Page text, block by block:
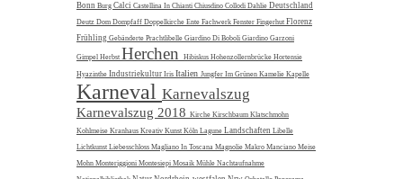
Bonn Burg Calci Castellina In Chianti Chiusdino Collodi Dahlie Deutschland
Deutz Dom Dompfaff Doppelkirche Ente Fachwerk Fenster Fingerhut Florenz
Frühling Gebänderte Prachtlibelle Giardino Di Boboli Giardino Garzoni
Gimpel Herbst Herchen Hibiskus Hohenzollernbrücke Hortensie
Hyazinthe Industriekultur Iris Italien Jungfer Im Grünen Kamelie Kapelle
Karneval Karnevalszug
Karnevalszug 2018 Kirche Kirschbaum Klatschmohn
Kohlmeise Kranhaus Kreativ Kunst Köln Lagune Landschaften Libelle
Lichtkunst Liebesschloss Magliano In Toscana Magnolie Makro Manciano Meise
Mohn Monteriggioni Montesiepi Mosaik Mühle Nachtaufnahme